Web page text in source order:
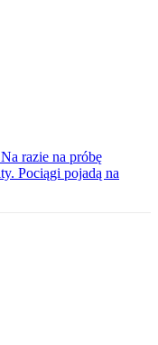
razie na próbę
Pociągi pojadą na